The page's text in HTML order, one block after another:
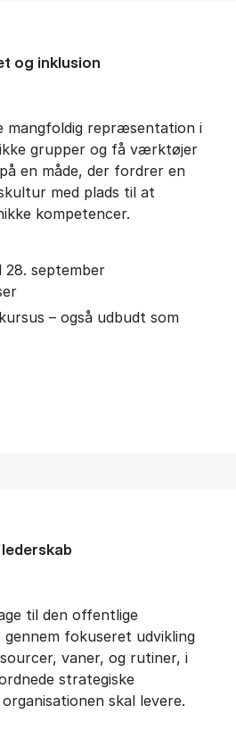
og inklusion
mangfoldig repræsentation i
grupper og få værktøjer
en måde, der fordrer en
med plads til at
kompetencer.
28. september
– også udbudt som
til den offentlige
gennem fokuseret udvikling
vaner, og rutiner, i
strategiske
skal levere.